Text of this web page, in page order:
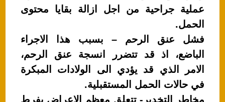
عملية جراحية من اجل ازالة بقايا محتوى
الحمل.
فشل عنق الرحم – بسبب هذا الاجراء
الباضع، اذ قد تتضرر انسجة عنق الرحم،
الامر الذي قد يؤدي الى الولادات المبكرة
في حالات الحمل المستقبلية.
مخاطر التخدير- تتعلق معظم الاعراض بفرط